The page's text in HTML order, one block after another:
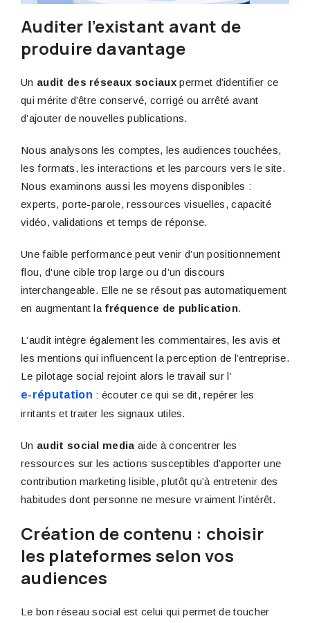
Auditer l’existant avant de
produire davantage
Un audit des réseaux sociauxpermet d’identifier ce
qui mérite d’être conservé, corrigé ou arrêté avant
d’ajouter de nouvelles publications.
Nous analysons les comptes, les audiences touchées,
les formats, les interactions et les parcours vers le site.
Nous examinons aussi les moyens disponibles :
experts, porte-parole, ressources visuelles, capacité
vidéo, validations et temps de réponse.
Une faible performance peut venir d’un positionnement
flou, d’une cible trop large ou d’un discours
interchangeable. Elle ne se résout pas automatiquement
en augmentant la fréquence de publication.
L’audit intègre également les commentaires, les avis et
les mentions qui influencent la perception de l’entreprise.
Le pilotage social rejoint alors le travail sur l’
e-réputation : écouter ce qui se dit, repérer les
irritants et traiter les signaux utiles.
Un audit social media aide à concentrer les
ressources sur les actions susceptibles d’apporter une
contribution marketing lisible, plutôt qu’à entretenir des
habitudes dont personne ne mesure vraiment l’intérêt.
Création de contenu : choisir
les plateformes selon vos
audiences
Le bon réseau social est celui qui permet de toucher